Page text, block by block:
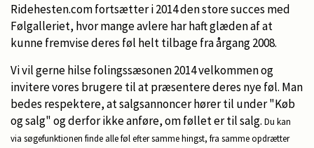
Ridehesten.com fortsætter i 2014 den store succes med
Følgalleriet, hvor mange avlere har haft glæden af at
kunne fremvise deres føl helt tilbage fra årgang 2008.
Vi vil gerne hilse folingssæsonen 2014 velkommen og
invitere vores brugere til at præsentere deres nye føl. Man
bedes respektere, at salgsannoncer hører til under "Køb
og salg" og derfor ikke anføre, om føllet er til salg. Du kan
via søgefunktionen finde alle føl efter samme hingst, fra samme opdrætter